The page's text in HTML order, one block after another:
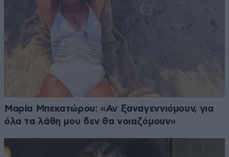
Μαρία Μπεκατώρου: «Αν ξαναγεννιόμουν, για
όλα τα λάθη μου δεν θα νοιαζόμουν»